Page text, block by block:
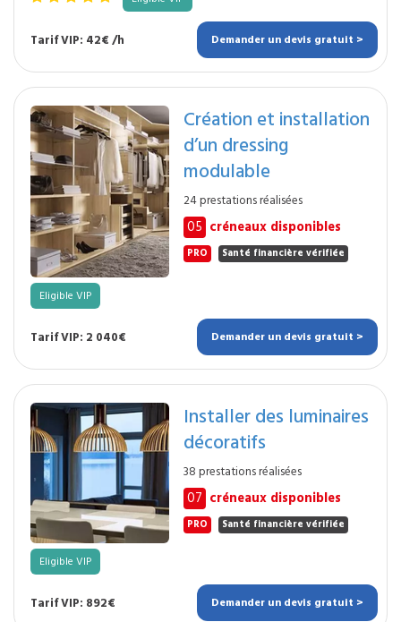
Tarif VIP: 42€ /h Demander un devis gratuit >
Création et installation
d’un dressing
modulable
24 prestations réalisées
05 créneaux disponibles
PRO Santé financière vérifiée
Eligible VIP
Tarif VIP: 2 040€ Demander un devis gratuit >
Installer des luminaires
décoratifs
38 prestations réalisées
07 créneaux disponibles
PRO Santé financière vérifiée
Eligible VIP
Tarif VIP: 892€ Demander un devis gratuit >